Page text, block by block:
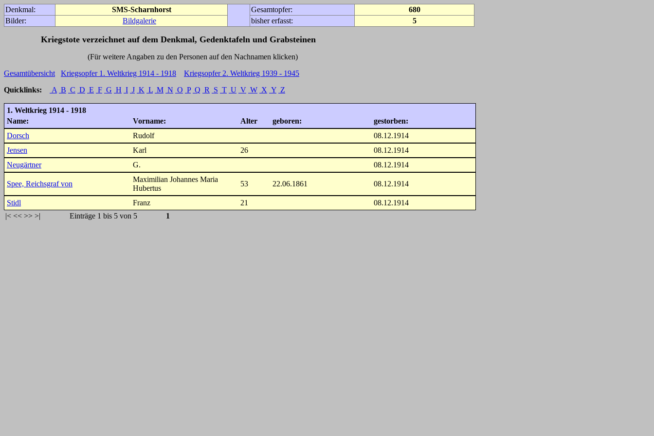
Denkmal: SMS-Scharnhorst Gesamtopfer:
680
Bilder:
Bildgalerie bisher erfasst: 5
Kriegstote verzeichnet auf dem Denkmal, Gedenktafeln und Grabsteinen
(Für weitere Angaben zu den Personen auf den Nachnamen klicken)
Gesamtübersicht
Kriegsopfer 1. Weltkrieg 1914 - 1918
Kriegsopfer 2. Weltkrieg 1939 - 1945
Quicklinks:
A B C D E F G H I J K L M N O P Q R S T U V W X Y Z
1. Weltkrieg 1914 - 1918
Name:
Vorname: Alter geboren:
gestorben:
Dorsch
Rudolf
08.12.1914
Jensen
Karl 26
08.12.1914
Neugärtner
G. 08.12.1914
Spee, Reichsgraf von
Maximilian Johannes Maria
Hubertus
53 22.06.1861 08.12.1914
Stidl Franz 21
08.12.1914
|< << >> >| Einträge 1 bis 5 von 5 1